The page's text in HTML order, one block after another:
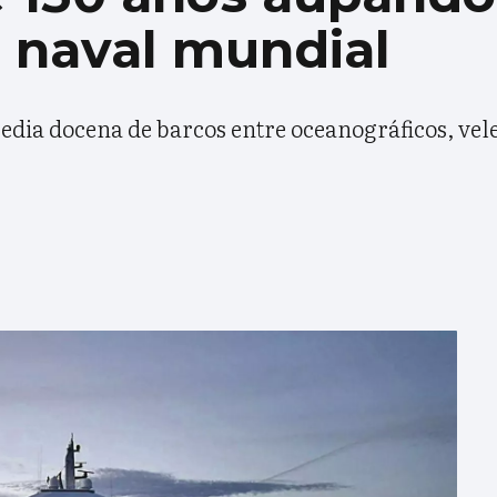
mundial
docena de barcos entre oceanográficos,